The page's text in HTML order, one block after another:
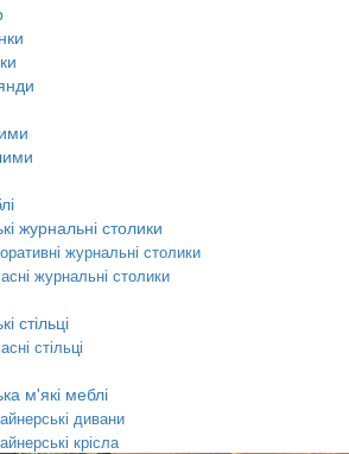
журнальні столики
журнальні столики
журнальні столики
стільці
стільці
м'які меблі
дивани
крісла